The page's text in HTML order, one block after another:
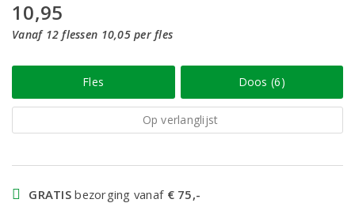
10,95
Vanaf 12 flessen 10,05 per fles
Fles Doos (6)
Op verlanglijst
GRATIS bezorging vanaf € 75,-